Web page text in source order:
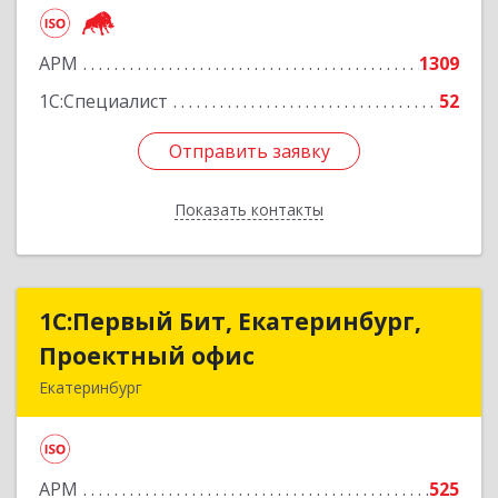
АРМ
1309
1С:Специалист
52
Отправить заявку
Показать контакты
Отправить заявку
Назад
1С:Первый Бит, Екатеринбург,
Проектный офис
Екатеринбург
АРМ
525
1С:Первый Бит, Екатеринбург,
Проектный офис
Подробнее